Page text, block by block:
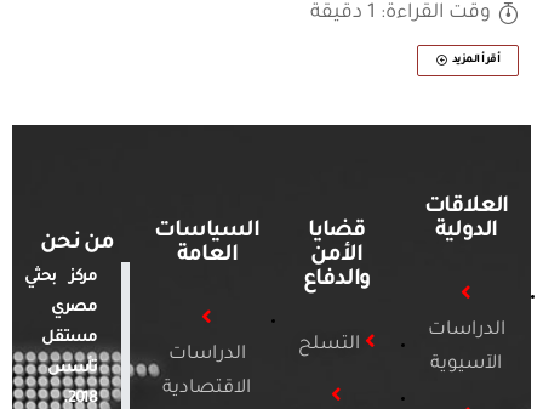
وقت القراءة: 1 دقيقة
أقرأ المزيد
العلاقات
الدولية
الدراسات
الآسيوية
قضايا
الأمن
والدفاع
التسلح
السياسات
العامة
الدراسات
الاقتصادية
من نحن
مركز بحثي
مصري
مستقل
تأسس
2018.